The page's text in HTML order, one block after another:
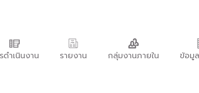
ดำเนินงาน รายงาน กลุ่มงานภายใน ข้อมู